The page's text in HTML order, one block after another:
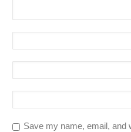
Save my name, email, and